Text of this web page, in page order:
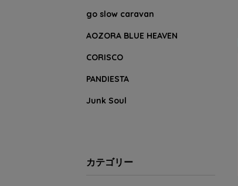
go slow caravan
AOZORA BLUE HEAVEN
CORISCO
PANDIESTA
Junk Soul
カテゴリー